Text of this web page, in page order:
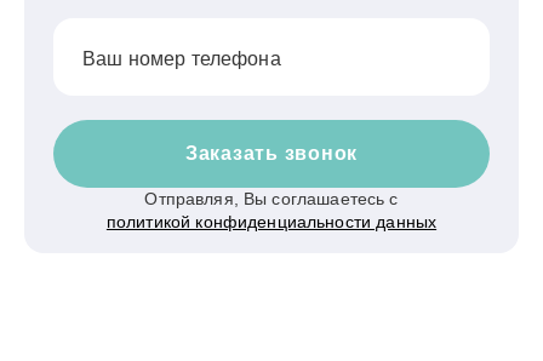
Ваш номер телефона
Заказать звонок
Отправляя, Вы соглашаетесь с
политикой конфиденциальности данных